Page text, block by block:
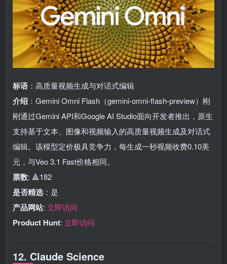
标语 ：高质量视频生成与对话式编辑
介绍 ：Gemini Omni Flash（gemini-omni-flash-preview）刚
刚通过Gemini API和Google AI Studio面向开发者推出，原生
支持基于文本、图像和视频输入的高质量视频生成及对话式
编辑。该模型定价极具竞争力，每生成一秒视频收费0.10美
元，与Veo 3.1 Fast价格相同。
票数: 🔺182
是否精选 ：是
产品网站: 立即访问
Product Hunt: 立即访问
12. Claude Science